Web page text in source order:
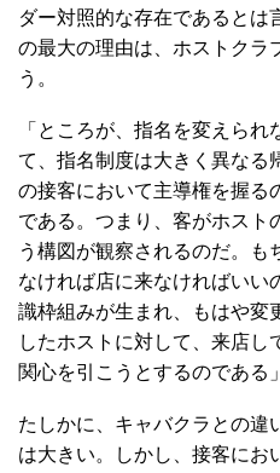
ダー対照的な存在であるとは
の最大の理由は、ホストクラ
う。
「ところが、指名を変えら
て、指名制度は大きく異なる
の接客において主導権を握る
である。つまり、客がホスト
う構図が観察されるのだ。も
なければ店に来なければいい
識枠組みが生まれ、もはや変
したホストに対して、来店し
関心を引こうとするのである
たしかに、キャバクラとの違
は大きい。しかし、接客にお